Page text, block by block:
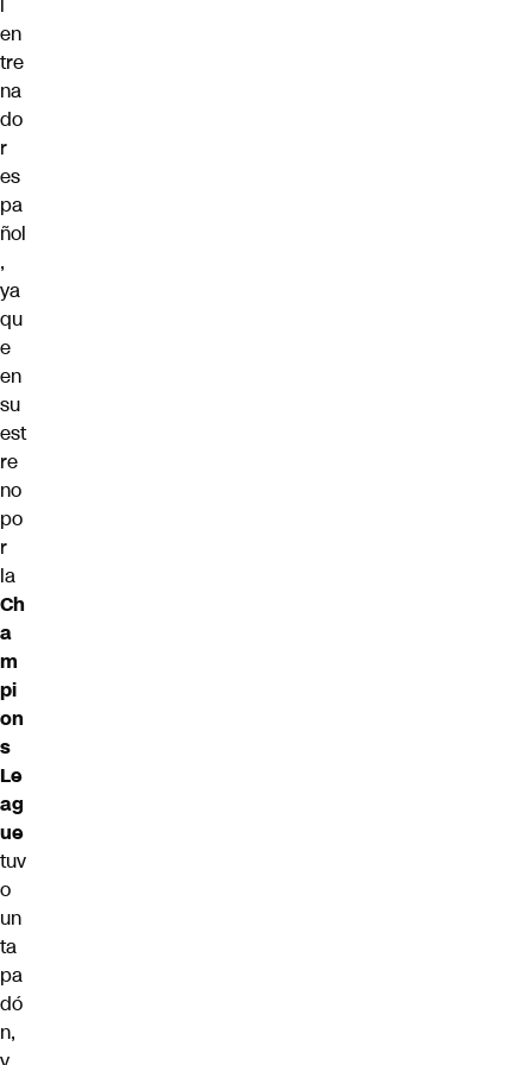
en
tre
na
do
r
es
pa
ñol
,
ya
qu
e
en
su
est
re
no
po
r
la
Ch
a
m
pi
on
s
Le
ag
ue
tuv
o
un
ta
pa
dó
n,